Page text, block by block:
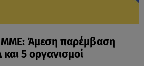
Άμεση παρέμβαση
5 οργανισμοί